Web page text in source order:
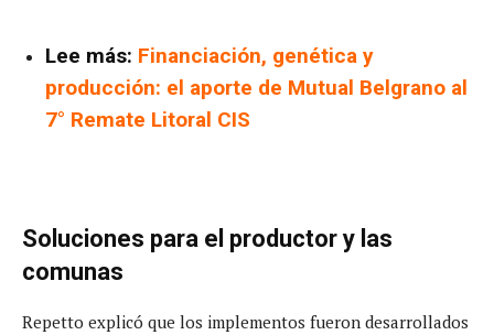
Lee más: Financiación, genética y
producción: el aporte de Mutual Belgrano al
7° Remate Litoral CIS
Soluciones para el productor y las
comunas
Repetto explicó que los implementos fueron desarrollados